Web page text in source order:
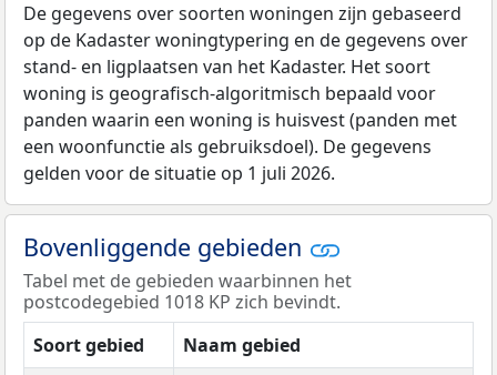
De gegevens over soorten woningen zijn gebaseerd
op de Kadaster woningtypering en de gegevens over
stand- en ligplaatsen van het Kadaster. Het soort
woning is geografisch-algoritmisch bepaald voor
panden waarin een woning is huisvest (panden met
een woonfunctie als gebruiksdoel). De gegevens
gelden voor de situatie op 1 juli 2026.
Bovenliggende gebieden
Tabel met de gebieden waarbinnen het
postcodegebied 1018 KP zich bevindt.
Soort gebied
Naam gebied